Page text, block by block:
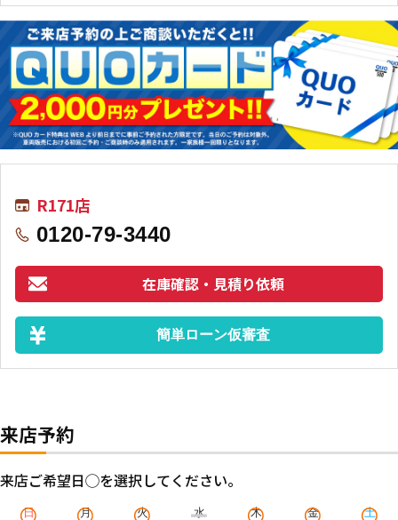
R171店
0120-79-3440
在庫確認・見積り依頼
簡単ローン仮審査
来店予約
来店ご希望日◯を選択してください。
日 月 火 水 木 金 土